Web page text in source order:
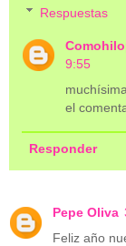
Respuestas
9:55
el
Responder
Pepe Oliva
Feliz año